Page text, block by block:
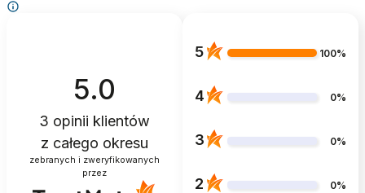
5.0
3 opinii klientów
z całego okresu
zebranych i zweryfikowanych
przez
5 100%
4 0%
3 0%
2 0%